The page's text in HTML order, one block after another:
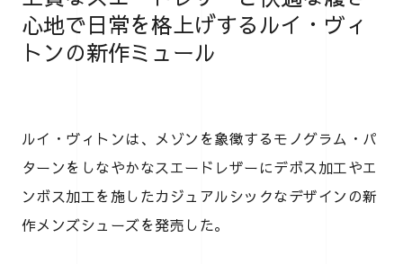
心地で日常を格上げするルイ・ヴィ
トンの新作ミュール
ルイ・ヴィトンは、メゾンを象徴するモノグラム・パ
ターンをしなやかなスエードレザーにデボス加工やエ
ンボス加工を施したカジュアルシックなデザインの新
作メンズシューズを発売した。